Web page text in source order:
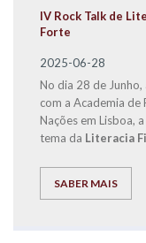
IV Rock Talk de
Forte
2025-06-28
No dia 28 de Junho,
com a Academia de
Nações em Lisboa, a
tema da Literacia
SABER MAIS